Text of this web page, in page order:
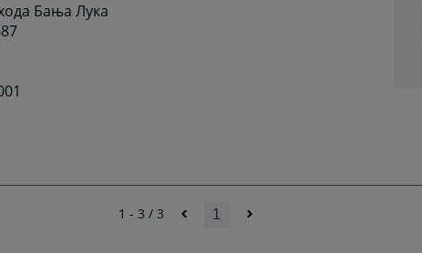
Бања Лука
1 - 3 / 3 1